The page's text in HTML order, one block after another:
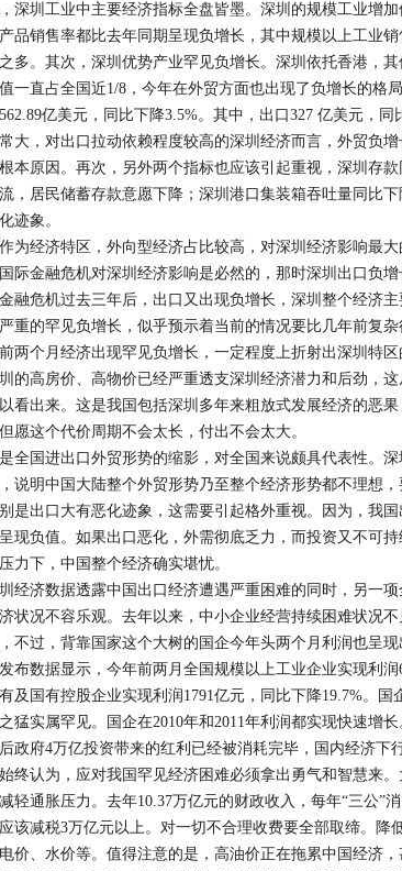
圳工业中主要经济指标全盘皆墨。深圳的规模工业增加
品销售率都比去年同期呈现负增长，其中规模以上工业
多。其次，深圳优势产业罕见负增长。深圳依托香港，
一直占全国近1/8，今年在外贸方面也出现了负增长的格
亿美元，同比下降3.5%。其中，出口327 亿美元，
大，对出口拉动依赖程度较高的深圳经济而言，外贸负
本原因。再次，另外两个指标也应该引起重视，深圳存
，居民储蓄存款意愿下降；深圳港口集装箱吞吐量同比下
迹象。
经济特区，外向型经济占比较高，对深圳经济影响最大
际金融危机对深圳经济影响是必然的，那时深圳出口负
融危机过去三年后，出口又出现负增长，深圳整个经济
重的罕见负增长，似乎预示着当前的情况要比几年前复杂
个月经济出现罕见负增长，一定程度上折射出深圳特区
的高房价、高物价已经严重透支深圳经济潜力和后劲，
看出来。这是我国包括深圳多年来粗放式发展经济的恶
愿这个代价周期不会太长，付出不会太大。
国进出口外贸形势的缩影，对全国来说颇具代表性。深
说明中国大陆整个外贸形势乃至整个经济形势都不理想
是出口大有恶化迹象，这需要引起格外重视。因为，我
现负值。如果出口恶化，外需彻底乏力，而投资又不可
力下，中国整个经济确实堪忧。
济数据透露中国出口经济遭遇严重困难的同时，另一项
状况不容乐观。去年以来，中小企业经营持续困难状况
不过，背靠国家这个大树的国企今年头两个月利润也呈
布数据显示，今年前两月全国规模以上工业企业实现利润
及国有控股企业实现利润1791亿元，同比下降19.7%。国
猛实属罕见。国企在2010年和2011年利润都实现快速增
政府4万亿投资带来的红利已经被消耗完毕，国内经济下
认为，应对我国罕见经济困难必须拿出勇气和智慧来。
轻通胀压力。去年10.37万亿元的财政收入，每年“三公”
该减税3万亿元以上。对一切不合理收费要全部取缔。降
价、水价等。值得注意的是，高油价正在拖累中国经济